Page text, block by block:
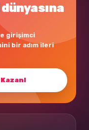
girişimci
bir adım ileri